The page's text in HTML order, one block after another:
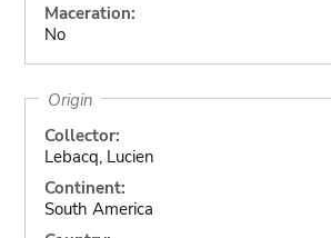
Maceration:
No
Origin
Collector:
Lebacq, Lucien
Continent:
South America